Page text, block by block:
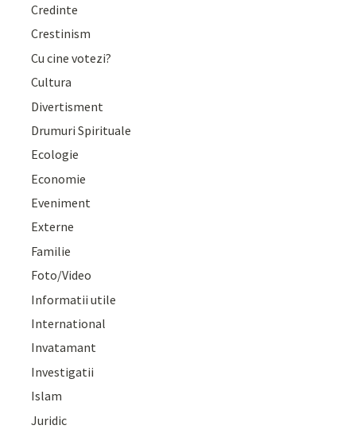
Credinte
Crestinism
Cu cine votezi?
Cultura
Divertisment
Drumuri Spirituale
Ecologie
Economie
Eveniment
Externe
Familie
Foto/Video
Informatii utile
International
Invatamant
Investigatii
Islam
Juridic